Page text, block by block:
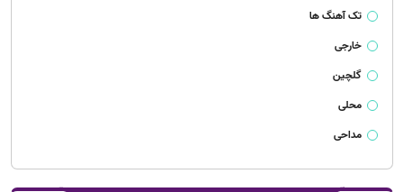
تک آهنگ ها
خارجی
گلچین
محلی
مداحی